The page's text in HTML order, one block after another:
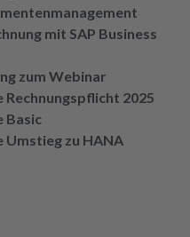
mit SAP Business
zum Webinar
Rechnungspflicht 2025
Basic
Umstieg zu HANA